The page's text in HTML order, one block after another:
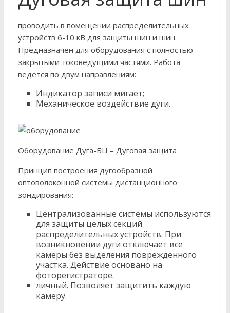
проводить в помещении распределительных
устройств 6-10 кВ для защиты шин и шин.
Предназначен для оборудования с полностью
закрытыми токоведущими частями. Работа
ведется по двум направлениям:
Индикатор записи мигает;
Механическое воздействие дуги.
Оборудование Дуга-БЦ – Дуговая защита
Принцип построения дугообразной
оптоволоконной системы дистанционного
зондирования:
Централизованные системы используются
для защиты целых секций
распределительных устройств. При
возникновении дуги отключает все
камеры без выделения поврежденного
участка. Действие основано на
фоторегистраторе.
личный. Позволяет защитить каждую
камеру.